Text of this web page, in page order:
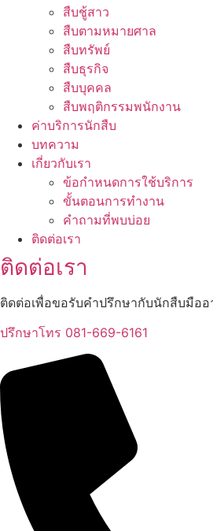
สืบชู้สาว
สืบตามหมายศาล
สืบทรัพย์
สืบธุรกิจ
สืบบุคคล
สืบพฤติกรรมพนักงาน
ค่าบริการนักสืบ
บทความ
เกี่ยวกับเรา
ข้อกำหนดการใช้บริการ
ขั้นตอนการทำงาน
คำถามที่พบบ่อย
ติดต่อเรา
ติดต่อเรา
ติดต่อเพื่อขอรับคำปรึกษากับนักสืบมือ
ปรึกษาโทร 081-669-6161